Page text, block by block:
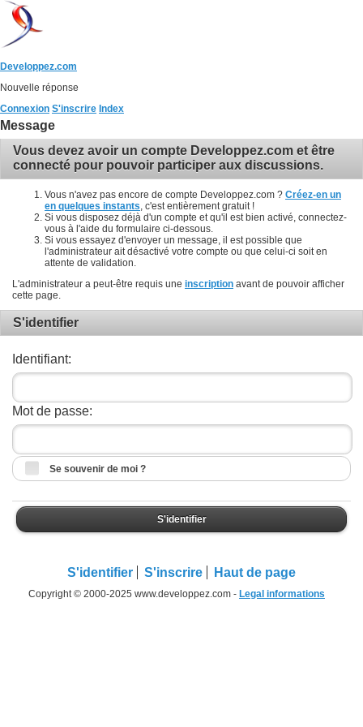
Developpez.com
Nouvelle réponse
Connexion S'inscrire Index
Message
Vous devez avoir un compte Developpez.com et être
connecté pour pouvoir participer aux discussions.
Vous n'avez pas encore de compte Developpez.com ? Créez-en un
en quelques instants , c'est entièrement gratuit !
Si vous disposez déjà d'un compte et qu'il est bien activé, connectez-
vous à l'aide du formulaire ci-dessous.
Si vous essayez d'envoyer un message, il est possible que
l'administrateur ait désactivé votre compte ou que celui-ci soit en
attente de validation.
L'administrateur a peut-être requis une inscription avant de pouvoir afficher
cette page.
S'identifier
Identifiant:
Mot de passe:
Se souvenir de moi ?
S'identifier
S'identifier S'inscrire Haut de page
Copyright © 2000-2025 www.developpez.com - Legal informations